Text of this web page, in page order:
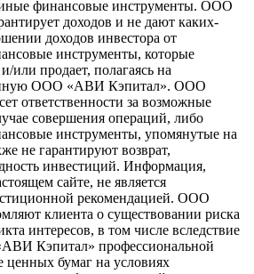
финансовые инструменты. ООО
доходов и не дают каких-
доходов инвестора от
инструменты, которые
или продает, полагаясь на
ООО «АВИ Кэпитал». ООО
ответственности за возможные
совершения операций, либо
инструменты, упомянутые на
не гарантируют возврат,
инвестиций. Информация,
сайте, не является
рекомендацией. ООО
клиента о существовании риска
интересов, в том числе вследствие
Кэпитал» профессиональной
ценных бумаг на условиях